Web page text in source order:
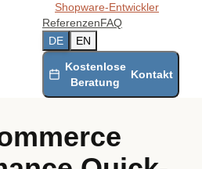
Shopware-Entwickler
ReferenzenFAQ
DE
EN
Kostenlose
Beratung
Kontakt